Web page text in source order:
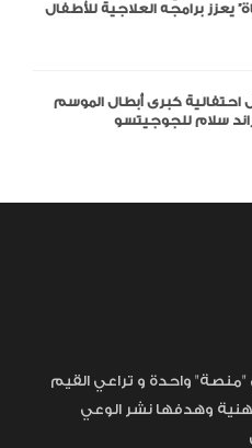
يعزز برامجه العلاجية للأطفال
احتفالية كبرى أبطال الموسم
واحدة و تراعي القيم
وهدفها نشر الوعي